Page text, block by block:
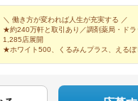
に工場、病院、大学、官公庁な
のプロフェッショナルであり、私
れます。
社外研修を通じて専門性を高める
ったときには先輩や人事に相談で
ある仕事に挑戦してみませんか。
道悦3-14-2三島営業所：静岡県
津川営業所：岐阜県中津川市中津
山県田辺市三栖字三反田130-5京
賀茂向縄手町16滑川営業所：富山
細は「会社概要」欄HPから
町駅(富山県)、速星駅、春江駅、
信州中野駅、附属中学前駅、切石
折駅、禾生駅、富士駅、古庄駅、
駅、六軒駅(三重県)、霞ケ浦駅、
田駅、ケーブル八幡宮山上駅、田
、西富井駅、周防下郷駅、櫛ケ
＼ 働き方が変われば人生が充実する ／
★約240万軒と取引あり／調剤薬局・ドラ
1,285店展開
★ホワイト500、くるみんプラス、えるぼ